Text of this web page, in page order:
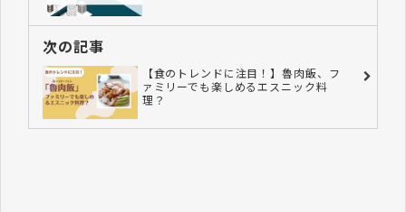
次の記事
【食のトレンドに注目！】魯肉飯、フ
ァミリーでも楽しめるエスニック料
理？